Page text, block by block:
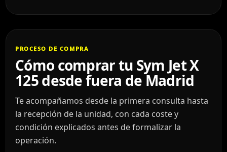
PROCESO DE COMPRA
Cómo comprar tu Sym Jet X
125 desde fuera de Madrid
Te acompañamos desde la primera consulta hasta
la recepción de la unidad, con cada coste y
condición explicados antes de formalizar la
operación.